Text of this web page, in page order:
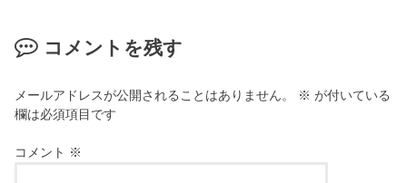
コメントを残す
メールアドレスが公開されることはありません。 ※ が付いている
欄は必須項目です
コメント ※